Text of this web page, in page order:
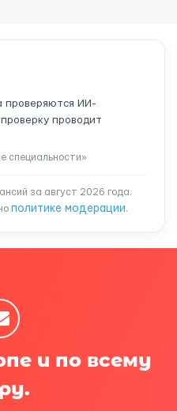
проверяются ИИ-
проводит
специальности»
за август 2026 года.
политике модерации.
и по всему